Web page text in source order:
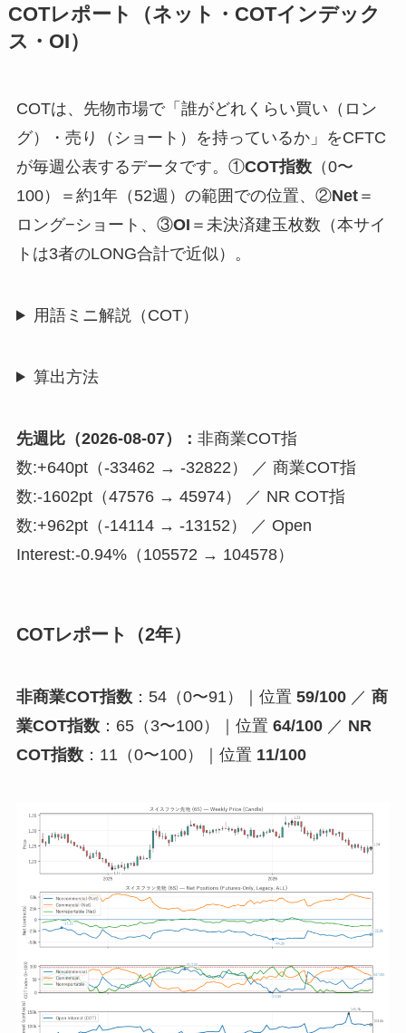
COTレポート（ネット・COTインデック
ス・OI）
COTは、先物市場で「誰がどれくらい買い（ロン
グ）・売り（ショート）を持っているか」をCFTC
が毎週公表するデータです。①COT指数（0〜
100）＝約1年（52週）の範囲での位置、②Net＝
ロング−ショート、③OI ＝未決済建玉枚数（本サイ
トは3者のLONG合計で近似）。
用語ミニ解説（COT）
算出方法
先週比（2026-08-07）： 非商業COT指
数:+640pt（-33462 → -32822） ／ 商業COT指
数:-1602pt（47576 → 45974） ／ NR COT指
数:+962pt（-14114 → -13152） ／ Open
Interest:-0.94%（105572 → 104578）
COTレポート（2年）
非商業COT指数：54（0〜91）｜位置 59/100／ 商
業COT指数：65（3〜100）｜位置 64/100／ NR
COT指数：11（0〜100）｜位置 11/100